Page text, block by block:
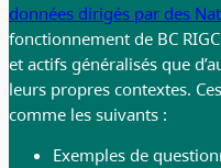
données dirigés par des
fonctionnement de BC
et actifs généralisés que
leurs propres contextes.
comme les suivants :
Exemples de